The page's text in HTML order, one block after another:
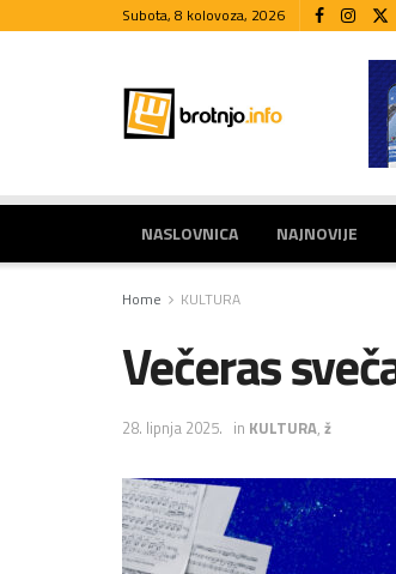
Subota, 8 kolovoza, 2026
NASLOVNICA NAJNOVIJE
Home KULTURA
Večeras
28. lipnja 2025. in KULTURA, ž